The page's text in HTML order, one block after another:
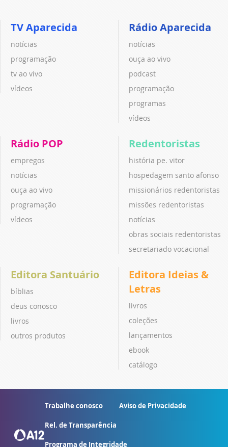
TV Aparecida
notícias
programação
tv ao vivo
vídeos
Rádio Aparecida
notícias
ouça ao vivo
podcast
programação
programas
vídeos
Rádio POP
empregos
notícias
ouça ao vivo
programação
vídeos
Redentoristas
história pe. vitor
hospedagem santo afonso
missionários redentoristas
missões redentoristas
notícias
obras sociais redentoristas
secretariado vocacional
Editora Santuário
bíblias
deus conosco
livros
outros produtos
Editora Ideias &
Letras
livros
coleções
lançamentos
ebook
catálogo
Trabalhe conosco Aviso de Privacidade
Rel. de Transparência
Programa de Integridade